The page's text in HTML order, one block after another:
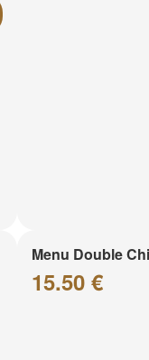
Menu Double
15.50 €